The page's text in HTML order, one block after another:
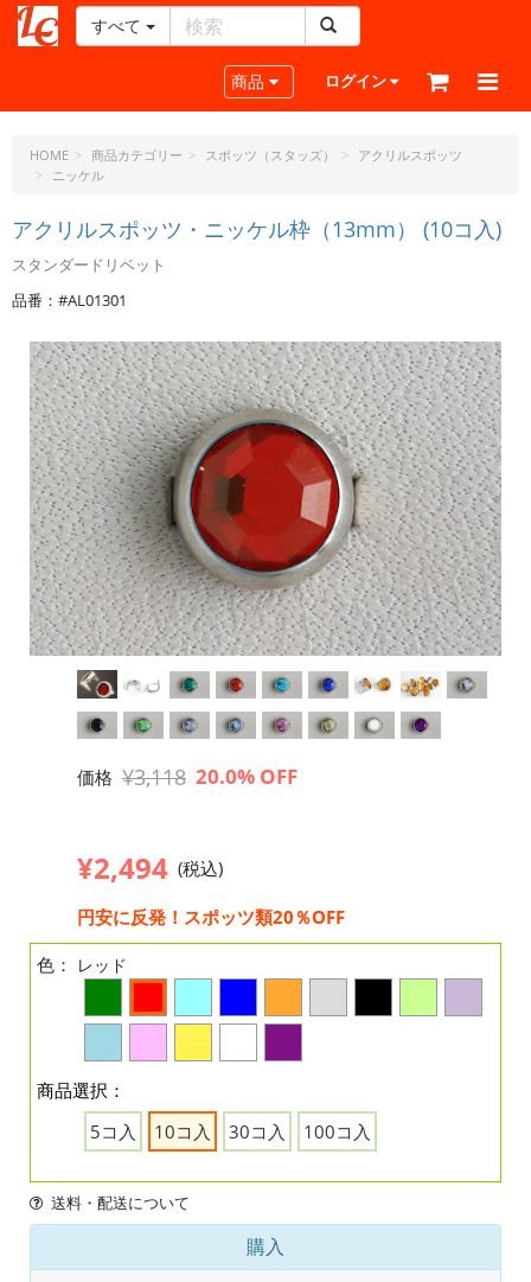
ー
ラ
フ
ド
ッ
ト・
ジ
ー
ピ
ー
すべて
Toggle navigation
商品 ログイン
HOME 商品カテゴリー スポッツ（スタッズ）
アクリルスポッツ
ニッケル
アクリルスポッツ・ニッケル枠（13mm） (10コ入)
スタンダードリベット
品番：#AL01301
価格 ¥3,118 20.0% OFF
¥2,494 (税込)
円安に反発！スポッツ類20％OFF
色：
レッド
商品選択：
5コ入
10コ入 30コ入 100コ入
送料・配送について
購入